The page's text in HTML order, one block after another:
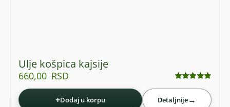
Ulje košpica kajsije
660,00 RSD
+Dodaj u korpu Detaljnije→